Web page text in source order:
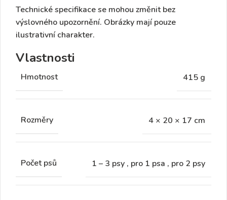
Technické specifikace se mohou změnit bez
výslovného upozornění. Obrázky mají pouze
ilustrativní charakter.
Vlastnosti
Hmotnost 415 g
Rozměry 4 × 20 × 17 cm
Počet psů 1 – 3 psy , pro 1 psa , pro 2 psy